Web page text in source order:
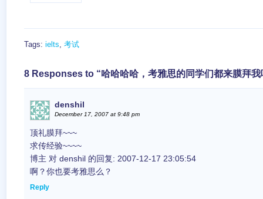
Tags: ielts, 考试
8 Responses to “哈哈哈哈，考雅思的同学们都来膜拜我
denshil
December 17, 2007 at 9:48 pm
顶礼膜拜~~~
求传经验~~~~
博主 对 denshil 的回复: 2007-12-17 23:05:54
啊？你也要考雅思么？
Reply